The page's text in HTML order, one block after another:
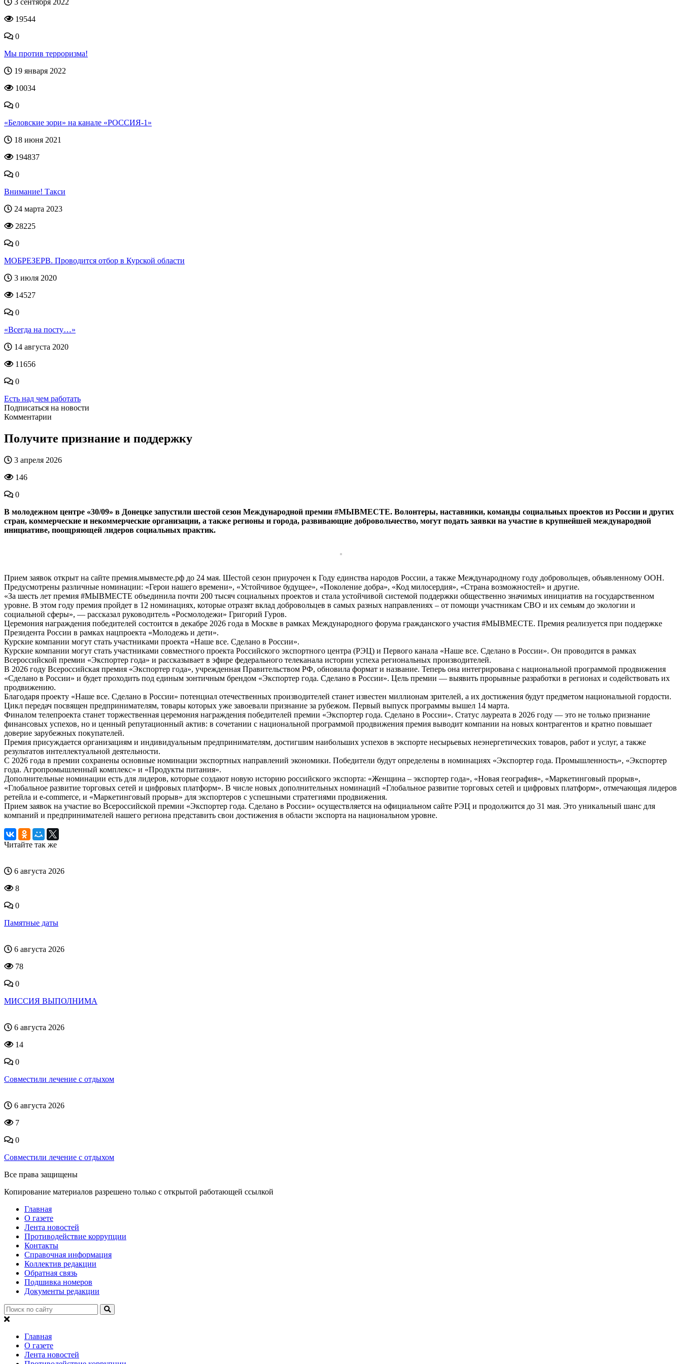
3 сентября 2022
19544
0
Мы против терроризма!
19 января 2022
10034
0
«Беловские зори» на канале «РОССИЯ-1»
18 июня 2021
194837
0
Внимание! Такси
24 марта 2023
28225
0
МОБРЕЗЕРВ. Проводится отбор в Курской области
3 июля 2020
14527
0
«Всегда на посту…»
14 августа 2020
11656
0
Есть над чем работать
Подписаться на новости
Комментарии
Получите признание и поддержку
3 апреля 2026
146
0
В молодежном центре «30/09» в Донецке запустили шестой сезон Международной премии #МЫВМЕСТЕ. Волонтеры, наставники, команды социальных проектов из России и других
стран, коммерческие и некоммерческие организации, а также регионы и города, развивающие добровольчество, могут подать заявки на участие в крупнейшей международной
инициативе, поощряющей лидеров социальных практик.
Прием заявок открыт на сайте премия.мывместе.рф до 24 мая. Шестой сезон приурочен к Году единства народов России, а также Международному году добровольцев, объявленному ООН.
Предусмотрены различные номинации: «Герои нашего времени», «Устойчивое будущее», «Поколение добра», «Код милосердия», «Страна возможностей» и другие.
«За шесть лет премия #МЫВМЕСТЕ объединила почти 200 тысяч социальных проектов и стала устойчивой системой поддержки общественно значимых инициатив на государственном
уровне. В этом году премия пройдет в 12 номинациях, которые отразят вклад добровольцев в самых разных направлениях – от помощи участникам СВО и их семьям до экологии и
социальной сферы», — рассказал руководитель «Росмолодежи» Григорий Гуров.
Церемония награждения победителей состоится в декабре 2026 года в Москве в рамках Международного форума гражданского участия #МЫВМЕСТЕ. Премия реализуется при поддержке
Президента России в рамках нацпроекта «Молодежь и дети».
Курские компании могут стать участниками проекта «Наше все. Сделано в России».
Курские компании могут стать участниками совместного проекта Российского экспортного центра (РЭЦ) и Первого канала «Наше все. Сделано в России». Он проводится в рамках
Всероссийской премии «Экспортер года» и рассказывает в эфире федерального телеканала истории успеха региональных производителей.
В 2026 году Всероссийская премия «Экспортер года», учрежденная Правительством РФ, обновила формат и название. Теперь она интегрирована с национальной программой продвижения
«Сделано в России» и будет проходить под единым зонтичным брендом «Экспортер года. Сделано в России». Цель премии — выявить прорывные разработки в регионах и содействовать их
продвижению.
Благодаря проекту «Наше все. Сделано в России» потенциал отечественных производителей станет известен миллионам зрителей, а их достижения будут предметом национальной гордости.
Цикл передач посвящен предпринимателям, товары которых уже завоевали признание за рубежом. Первый выпуск программы вышел 14 марта.
Финалом телепроекта станет торжественная церемония награждения победителей премии «Экспортер года. Сделано в России». Статус лауреата в 2026 году — это не только признание
финансовых успехов, но и ценный репутационный актив: в сочетании с национальной программой продвижения премия выводит компании на новых контрагентов и кратно повышает
доверие зарубежных покупателей.
Премия присуждается организациям и индивидуальным предпринимателям, достигшим наибольших успехов в экспорте несырьевых неэнергетических товаров, работ и услуг, а также
результатов интеллектуальной деятельности.
С 2026 года в премии сохранены основные номинации экспортных направлений экономики. Победители будут определены в номинациях «Экспортер года. Промышленность», «Экспортер
года. Агропромышленный комплекс» и «Продукты питания».
Дополнительные номинации есть для лидеров, которые создают новую историю российского экспорта: «Женщина – экспортер года», «Новая география», «Маркетинговый прорыв»,
«Глобальное развитие торговых сетей и цифровых платформ». В числе новых дополнительных номинаций «Глобальное развитие торговых сетей и цифровых платформ», отмечающая лидеров
ретейла и e-сommerce, и «Маркетинговый прорыв» для экспортеров с успешными стратегиями продвижения.
Прием заявок на участие во Всероссийской премии «Экспортер года. Сделано в России» осуществляется на официальном сайте РЭЦ и продолжится до 31 мая. Это уникальный шанс для
компаний и предпринимателей нашего региона представить свои достижения в области экспорта на национальном уровне.
Читайте так же
6 августа 2026
8
0
Памятные даты
6 августа 2026
78
0
МИССИЯ ВЫПОЛНИМА
6 августа 2026
14
0
Совместили лечение с отдыхом
6 августа 2026
7
0
Совместили лечение с отдыхом
Все права защищены
Копирование материалов разрешено только с открытой работающей ссылкой
Главная
О газете
Лента новостей
Противодействие коррупции
Контакты
Справочная информация
Коллектив редакции
Обратная связь
Подшивка номеров
Документы редакции
Главная
О газете
Лента новостей